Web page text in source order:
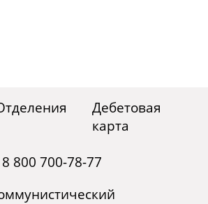
Дебетовая
карта
8 800 700-78-77